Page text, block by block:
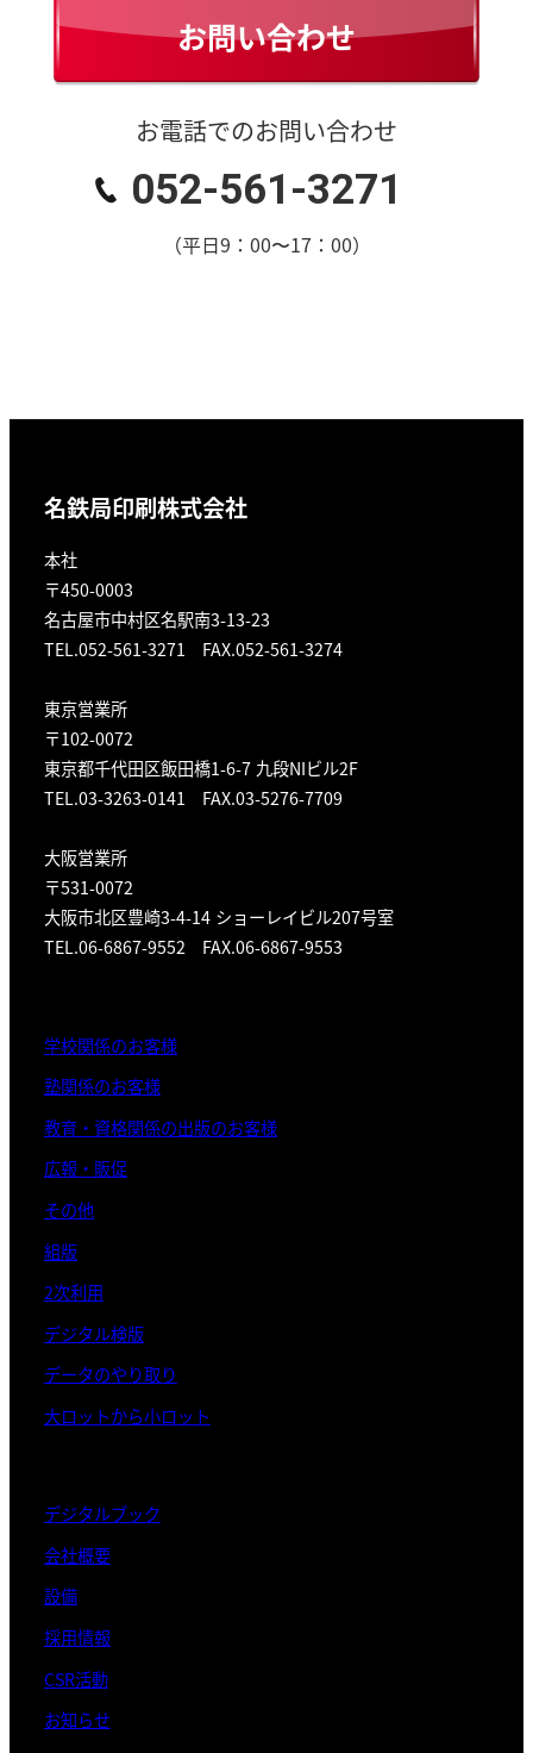
お問い合わせ
お電話でのお問い合わせ
052-561-3271
（平日9：00〜17：00）
名鉄局印刷株式会社
本社
〒450-0003
名古屋市中村区名駅南3-13-23
TEL.052-561-3271 FAX.052-561-3274
東京営業所
〒102-0072
東京都千代田区飯田橋1-6-7 九段NIビル2F
TEL.03-3263-0141 FAX.03-5276-7709
大阪営業所
〒531-0072
大阪市北区豊崎3-4-14 ショーレイビル207号室
TEL.06-6867-9552 FAX.06-6867-9553
学校関係のお客様
塾関係のお客様
教育・資格関係の出版のお客様
広報・販促
その他
組版
2次利用
デジタル検版
データのやり取り
大ロットから小ロット
デジタルブック
会社概要
設備
採用情報
CSR活動
お知らせ